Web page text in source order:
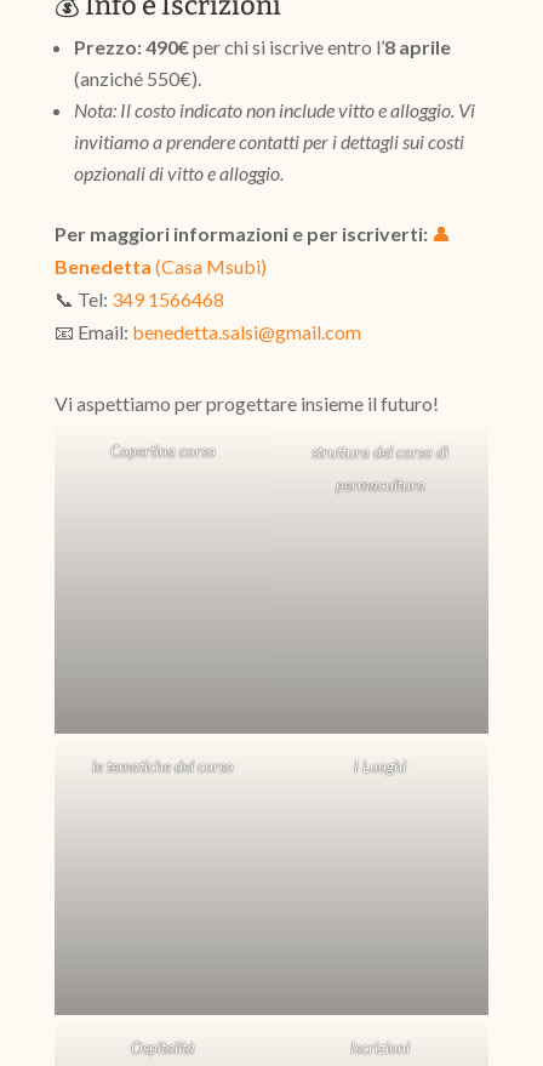
Prezzo:490€per chi si iscrive entro l’8 aprile
(anziché 550€).
Nota: Il costo indicato non include vitto e alloggio. Vi
invitiamo a prendere contatti per i dettagli sui costi
opzionali di vitto e alloggio.
Per maggiori informazioni e per iscriverti: 👤
Benedetta (Casa Msubi)
📞 Tel: 349 1566468
📧 Email: benedetta.salsi@gmail.com
Vi aspettiamo per progettare insieme il futuro!
Copertina corso
struttura del corso di
permacultura
le tematiche del corso I Luoghi
Ospitalità Iscrizioni